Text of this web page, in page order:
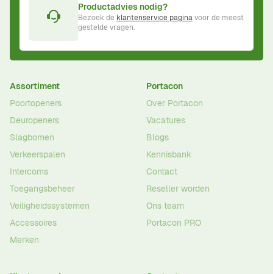
Productadvies nodig?
Bezoek de klantenservice paginavoor de meest
gestelde vragen.
Assortiment
Poortopeners
Deuropeners
Slagbomen
Verkeerspalen
Intercoms
Toegangsbeheer
Veiligheidssystemen
Accessoires
Merken
Portacon
Over Portacon
Vacatures
Blogs
Kennisbank
Contact
Reseller worden
Ons team
Portacon PRO